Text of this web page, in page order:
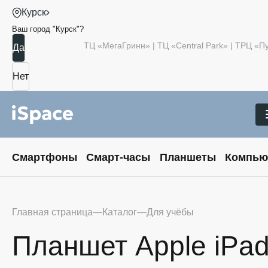
Курск
Ваш город " Курск"?
ТЦ «МегаГринн» | ТЦ «Central Park» | ТРЦ
Смартфоны Смарт-часы Планшеты
Главная страница Каталог Для учёбы
Планшет Apple